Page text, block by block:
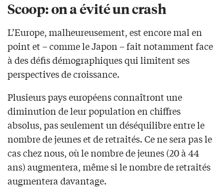
Scoop: on a évité un crash
L’Europe, malheureusement, est encore mal en
point et – comme le Japon – fait notamment face
à des défis démographiques qui limitent ses
perspectives de croissance.
Plusieurs pays européens connaîtront une
diminution de leur population en chiffres
absolus, pas seulement un déséquilibre entre le
nombre de jeunes et de retraités. Ce ne sera pas le
cas chez nous, où le nombre de jeunes (20 à 44
ans) augmentera, même si le nombre de retraités
augmentera davantage.